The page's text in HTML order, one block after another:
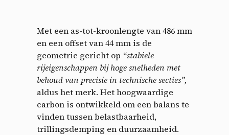
Met een as-tot-kroonlengte van 486 mm
en een offset van 44 mm is de
geometrie gericht op “stabiele
rijeigenschappen bij hoge snelheden met
behoud van precisie in technische secties”,
aldus het merk. Het hoogwaardige
carbon is ontwikkeld om een ​​balans te
vinden tussen belastbaarheid,
trillingsdemping en duurzaamheid.